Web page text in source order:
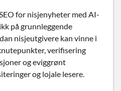
for nisjenyheter med AI-
på grunnleggende
nisjeutgivere kan vinne i
verifisering
og eviggrønt
og lojale lesere.